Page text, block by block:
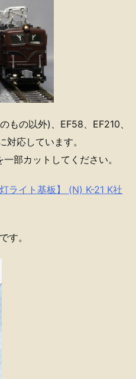
もの以外)、EF58、EF210、
応しています。
部カットしてください。
ライト基板】 (N) K-21 K社
す。